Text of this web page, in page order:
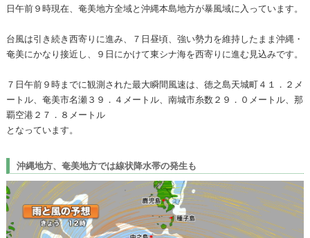
日午前９時現在、奄美地方全域と沖縄本島地方が暴風域に入っています。
台風は引き続き西寄りに進み、７日昼頃、強い勢力を維持したまま沖縄・
奄美にかなり接近し、９日にかけて東シナ海を西寄りに進む見込みです。
７日午前９時までに観測された最大瞬間風速は、徳之島天城町４１．２メ
ートル、奄美市名瀬３９．４メートル、南城市糸数２９．０メートル、那
覇空港２７．８メートル
となっています。
沖縄地方、奄美地方では線状降水帯の発生も